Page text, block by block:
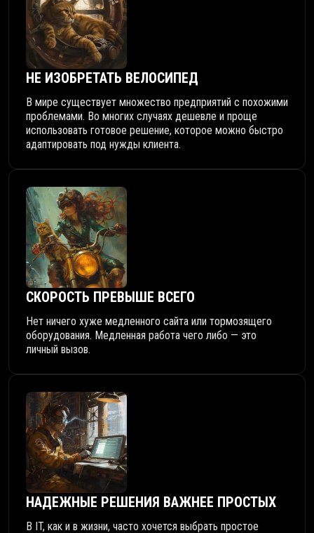
НЕ ИЗОБРЕТАТЬ ВЕЛОСИПЕД
В мире существует множество предприятий с похожими
проблемами. Во многих случаях дешевле и проще
использовать готовое решение, которое можно быстро
адаптировать под нужды клиента.
СКОРОСТЬ ПРЕВЫШЕ ВСЕГО
Нет ничего хуже медленного сайта или тормозящего
оборудования. Медленная работа чего либо — это
личный вызов.
НАДЕЖНЫЕ РЕШЕНИЯ ВАЖНЕЕ ПРОСТЫХ
В IT, как и в жизни, часто хочется выбрать простое